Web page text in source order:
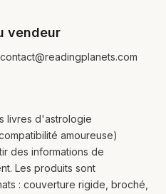
vendeur
livres d'astrologie
amoureuse)
des informations de
Les produits sont
: couverture rigide, broché,